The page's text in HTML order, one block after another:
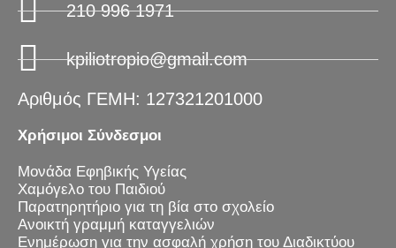
210 996 1971
kpiliotropio@gmail.com
Αριθμός ΓΕΜΗ: 127321201000
Χρήσιμοι Σύνδεσμοι
Μονάδα Εφηβικής Υγείας
Χαμόγελο του Παιδιού
Παρατηρητήριο για τη βία στο σχολείο
Ανοικτή γραμμή καταγγελιών
Ενημέρωση για την ασφαλή χρήση του Διαδικτύου